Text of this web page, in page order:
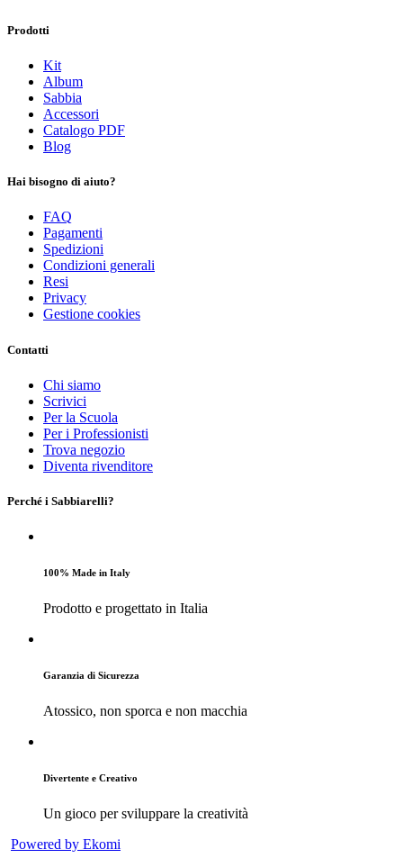
Prodotti
Kit
Album
Sabbia
Accessori
Catalogo PDF
Blog
Hai bisogno di aiuto?
FAQ
Pagamenti
Spedizioni
Condizioni generali
Resi
Privacy
Gestione cookies
Contatti
Chi siamo
Scrivici
Per la Scuola
Per i Professionisti
Trova negozio
Diventa rivenditore
Perché i Sabbiarelli?
100% Made in Italy
Prodotto e progettato in Italia
Garanzia di Sicurezza
Atossico, non sporca e non macchia
Divertente e Creativo
Un gioco per sviluppare la creatività
Powered by Ekomi